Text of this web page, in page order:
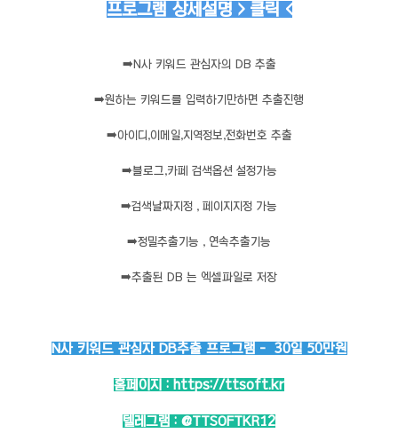
프로그램 상세설명 > 클릭 <
➡️ N사 키워드 관심자의 DB 추출
➡️원하는 키워드를 입력하기만하면 추출진행
➡️아이디,이메일,지역정보,전화번호 추출
➡️블로그,카페 검색옵션 설정가능
➡️검색날짜지정 , 페이지지정 가능
➡️정밀추출기능 , 연속추출기능
➡️추출된 DB 는 엑셀파일로 저장
N사 키워드 관심자 DB추출 프로그램 - 30일 50만원
홈페이지 : https://ttsoft.kr
텔레그램 : @TTSOFTKR12